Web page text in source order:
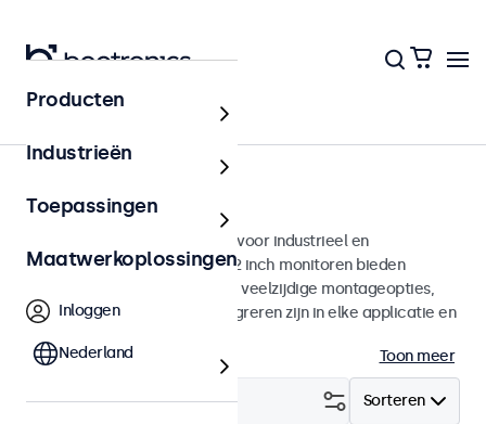
Monitoren
12 inch monitoren
12 inch monitoren ontworpen voor industrieel en
commercieel gebruik. Deze 12 inch monitoren bieden
diverse videoaansluitingen en veelzijdige montageopties,
waarmee ze naadloos te integreren zijn in elke applicatie en
Toon meer
Sorteren
Filter (0)
Producten
Industrieën
Toepassingen
Maatwerkoplossingen
Inloggen
Nederland